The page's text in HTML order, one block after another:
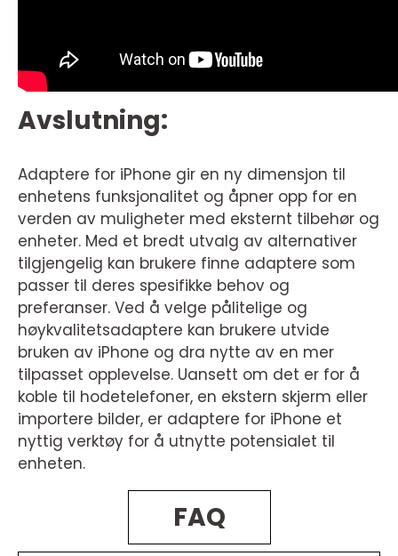
Avslutning:
Adaptere for iPhone gir en ny dimensjon til
enhetens funksjonalitet og åpner opp for en
verden av muligheter med eksternt tilbehør og
enheter. Med et bredt utvalg av alternativer
tilgjengelig kan brukere finne adaptere som
passer til deres spesifikke behov og
preferanser. Ved å velge pålitelige og
høykvalitetsadaptere kan brukere utvide
bruken av iPhone og dra nytte av en mer
tilpasset opplevelse. Uansett om det er for å
koble til hodetelefoner, en ekstern skjerm eller
importere bilder, er adaptere for iPhone et
nyttig verktøy for å utnytte potensialet til
enheten.
FAQ